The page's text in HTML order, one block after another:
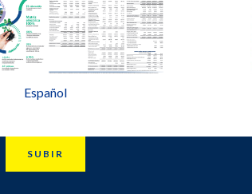
Español
SUBIR